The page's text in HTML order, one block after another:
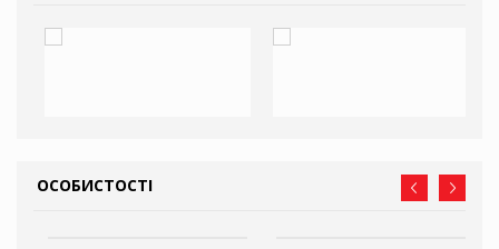
ОСОБИСТОСТІ